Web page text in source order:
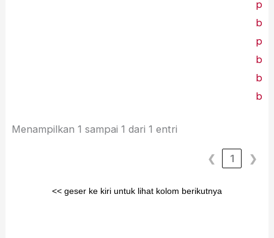
bu
bu
bu
Menampilkan 1 sampai 1 dari 1 entri
❮ 1 ❯
<< geser ke kiri untuk lihat kolom berikutnya